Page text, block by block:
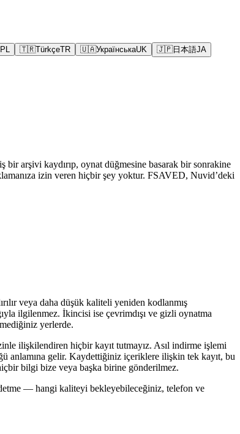
PL 🇹🇷TürkçeTR 🇺🇦УкраїнськаUK 🇯🇵日本語JA
arşivi kaydırıp, oynat düğmesine basarak bir sonrakine
izin veren hiçbir şey yoktur. FSAVED, Nuvid’deki
veya daha düşük kaliteli yeniden kodlanmış
ilgilenmez. İkincisi ise çevrimdışı ve gizli oynatma
yerlerde.
ilişkilendiren hiçbir kayıt tutmayız. Asıl indirme işlemi
anlamına gelir. Kaydettiğiniz içeriklere ilişkin tek kayıt, bu
bilgi bize veya başka birine gönderilmez.
— hangi kaliteyi bekleyebileceğiniz, telefon ve